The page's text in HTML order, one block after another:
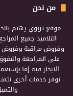
من نحن
موقع تربوي يهتم
التلاميذ جميع
وفروض مراقبة وفروض
على المراجعة
الابحار فيه إما
نوفر خدمات أخرى